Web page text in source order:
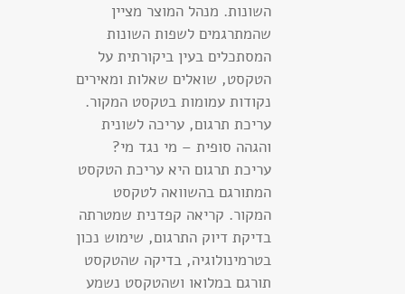
השונות. מנהל המוצר מציין
שהמתרגמים לשפות השונות
המסתכלים בעין ביקורתית על
הטקסט, שואלים שאלות ומאירים
נקודות עמומות בטקסט המקור.
עריכת תרגום, עריכה לשונית
והגהה סופית – מי נגד מי?
עריכת תרגום היא עריכת הטקסט
המתורגם בהשוואה לטקסט
המקור. קריאה קפדנית שמטרתה
בדיקת דיוק התרגום, שימוש נכון
בטרמינולוגיה, בדיקה שהטקסט
תורגם במלואו ושהטקסט נשמע